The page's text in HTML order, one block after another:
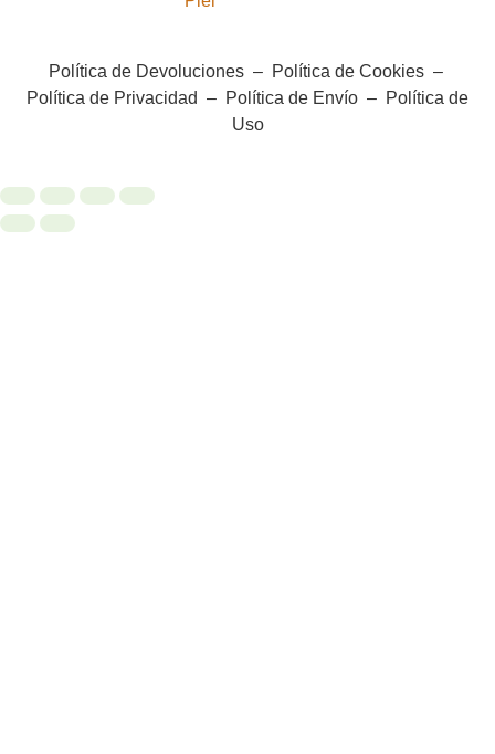
Política de Devoluciones– Política de Cookies–
Política de Privacidad – Política de Envío – Política de
Uso